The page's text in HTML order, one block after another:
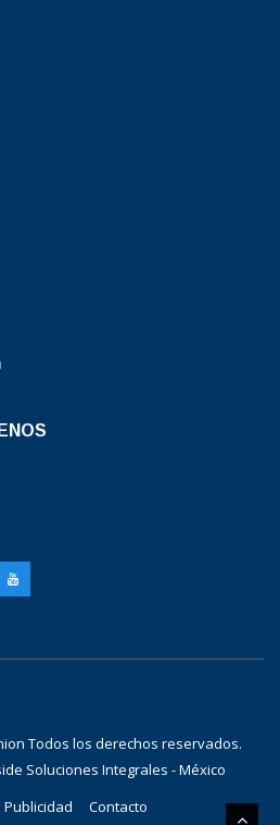
Todos los derechos reservados.
Soluciones Integrales - México
Publicidad Contacto